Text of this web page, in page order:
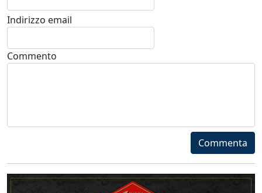
Indirizzo email
Commento
Commenta